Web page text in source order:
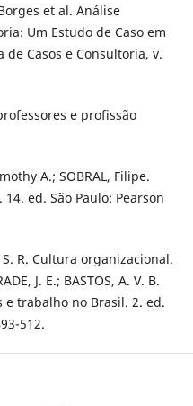
et al. Análise
Um Estudo de Caso em
Casos e Consultoria, v.
e profissão
A.; SOBRAL, Filipe.
ed. São Paulo: Pearson
S. R. Cultura organizacional.
J. E.; BASTOS, A. V. B.
e trabalho no Brasil. 2. ed.
512.